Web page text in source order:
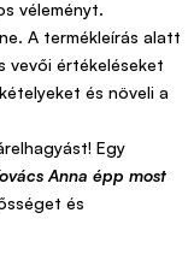
véleményt.
A termékleírás alatt
vevői értékeléseket
és növeli a
Egy
Anna épp most
és